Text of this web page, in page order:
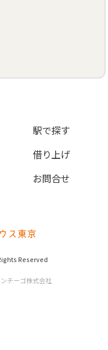
駅で探す
借り上げ
お問合せ
Reserved
チーゴ株式会社